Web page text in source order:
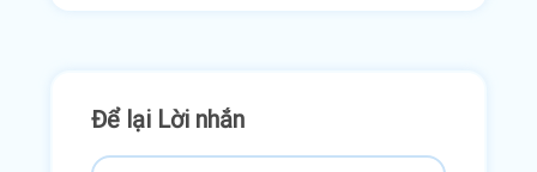
Để lại Lời nhắn